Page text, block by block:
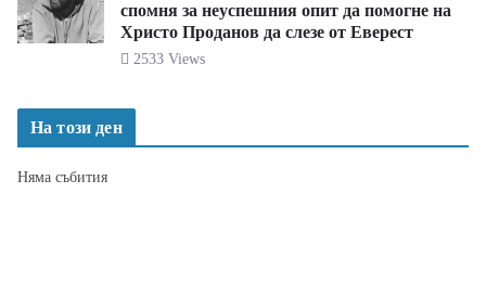
спомня за неуспешния опит да помогне на
Христо Проданов да слезе от Еверест
2533 Views
На този ден
Няма събития